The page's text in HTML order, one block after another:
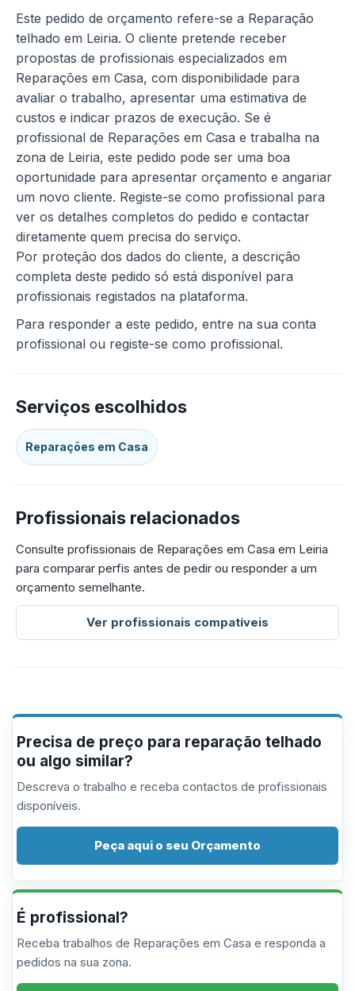
Este pedido de orçamento refere-se a Reparação
telhado em Leiria. O cliente pretende receber
propostas de profissionais especializados em
Reparações em Casa, com disponibilidade para
avaliar o trabalho, apresentar uma estimativa de
custos e indicar prazos de execução. Se é
profissional de Reparações em Casa e trabalha na
zona de Leiria, este pedido pode ser uma boa
oportunidade para apresentar orçamento e angariar
um novo cliente. Registe-se como profissional para
ver os detalhes completos do pedido e contactar
diretamente quem precisa do serviço.
Por proteção dos dados do cliente, a descrição
completa deste pedido só está disponível para
profissionais registados na plataforma.
Para responder a este pedido, entre na sua conta
profissional ou registe-se como profissional.
Serviços escolhidos
Reparações em Casa
Profissionais relacionados
Consulte profissionais de Reparações em Casa em Leiria
para comparar perfis antes de pedir ou responder a um
orçamento semelhante.
Ver profissionais compatíveis
Precisa de preço para reparação telhado
ou algo similar?
Descreva o trabalho e receba contactos de profissionais
disponíveis.
Peça aqui o seu Orçamento
É profissional?
Receba trabalhos de Reparações em Casa e responda a
pedidos na sua zona.